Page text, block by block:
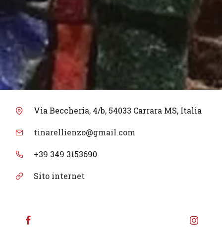
Via Beccheria, 4/b, 54033 Carrara MS, Italia
tinarellienzo@gmail.com
+39 349 3153690
Sito internet